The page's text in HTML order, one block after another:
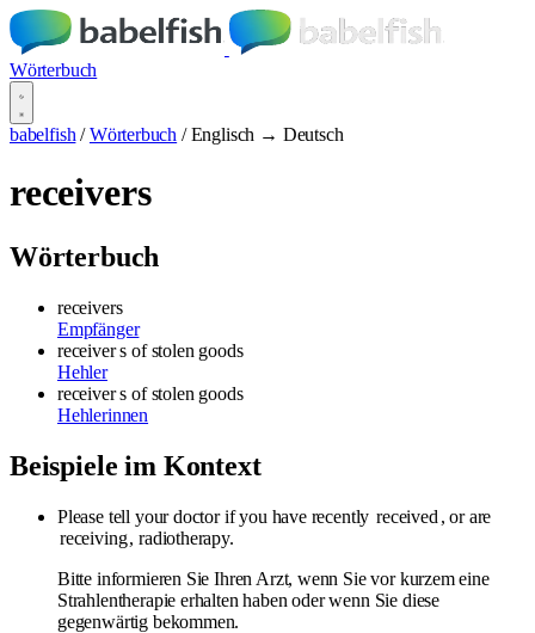
Wörterbuch
babelfish / Wörterbuch / Englisch → Deutsch
receivers
Wörterbuch
receivers
Empfänger
receiver s of stolen goods
Hehler
receiver s of stolen goods
Hehlerinnen
Beispiele im Kontext
Please tell your doctor if you have recently received , or are
receiving, radiotherapy.
Bitte informieren Sie Ihren Arzt, wenn Sie vor kurzem eine
Strahlentherapie erhalten haben oder wenn Sie diese
gegenwärtig bekommen.